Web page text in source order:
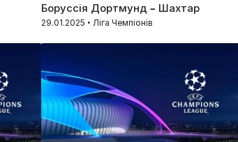
Боруссія Дортмунд – Шахтар
29.01.2025 • Ліга Чемпіонів